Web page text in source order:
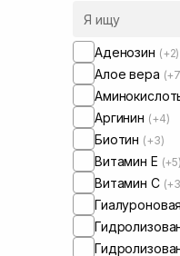
Аденозин (+2)
Алое вера
Аргинин (+4)
Биотин (+3)
Витамин Е (+5)
Витамин C